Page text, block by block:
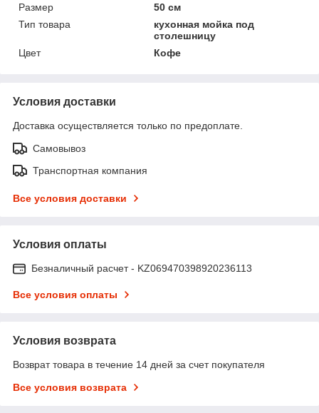
Размер
50 см
Тип товара
кухонная мойка под
столешницу
Цвет
Кофе
Условия доставки
Доставка осуществляется только по предоплате.
Самовывоз
Транспортная компания
Все условия доставки
Условия оплаты
Безналичный расчет - KZ069470398920236113
Все условия оплаты
Условия возврата
Возврат товара в течение 14 дней за счет покупателя
Все условия возврата